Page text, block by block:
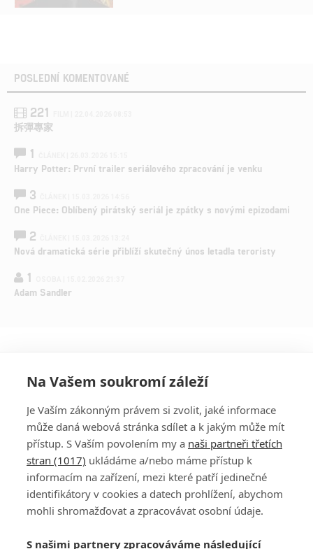
POSLEDNÍ KOMENTOVANÉ
221
拆彈專家
1
Harry Potter: První trailer seriálového zpracování je venku
3
One Piece: Oblíbený pirátský seriál je zpátky s novými epizodami
2
Nová dramatická série přiblíží skutečný únos letadla teroristy
1
Adam Sandler
PŘIHLÁSIT
REGISTROVAT
DISKUZE
Šéfredaktorkou webu jePetr Slavík, e-mailserialy@fandimefilmu.cz
Na Vašem soukromí záleží
Je Vaším zákonným právem si zvolit, jaké informace
může daná webová stránka sdílet a k jakým může mít
přístup. S Vaším povolením my a naši partneři třetích
stran (1017) ukládáme a/nebo máme přístup k
informacím na zařízení, mezi které patří jedinečné
identifikátory v cookies a datech prohlížení, abychom
mohli shromažďovat a zpracovávat osobní údaje.
S našimi partnery zpracováváme následující